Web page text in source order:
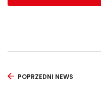
POPRZEDNI NEWS